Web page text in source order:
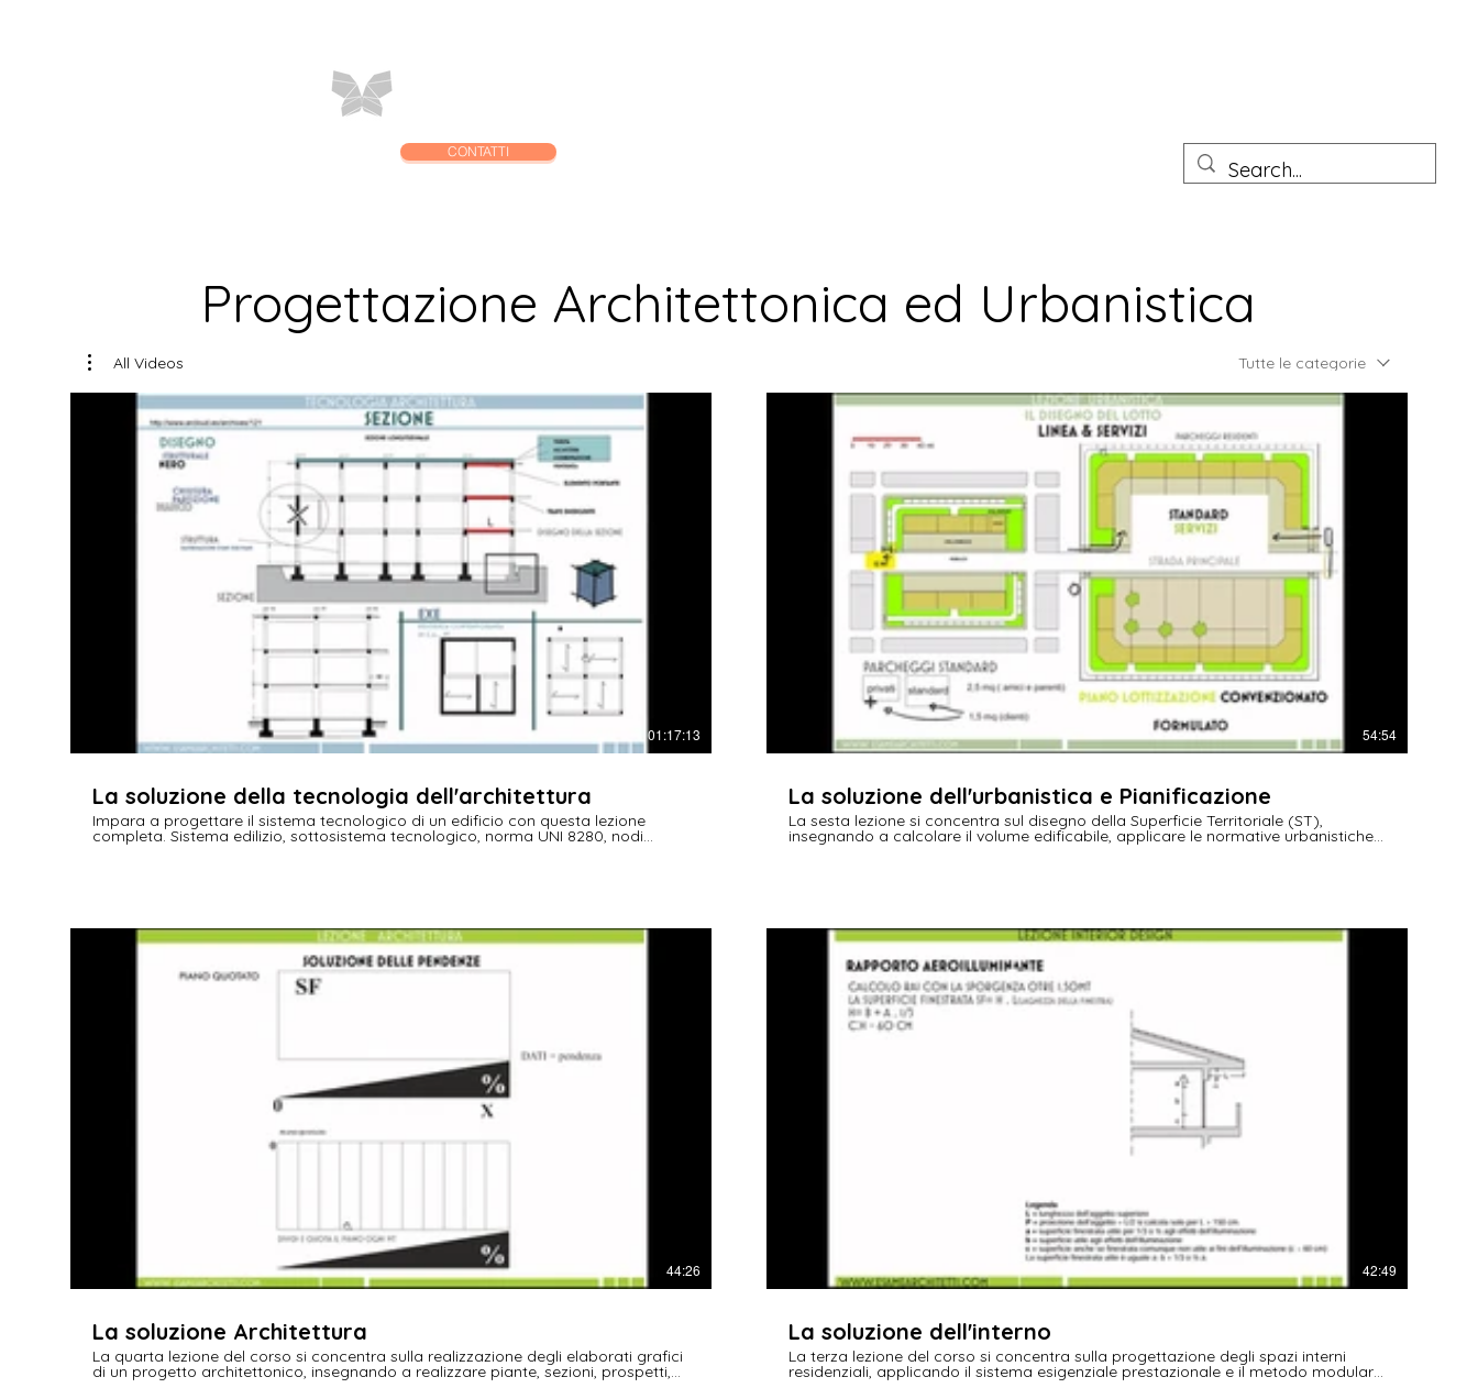
CONTATTI
All Videos Tutte le categorie
€
01:17:13
La soluzione della tecnologia dell'architettura
Impara a progettare il sistema tecnologico di un edificio con questa lezione
completa. Sistema edilizio, sottosistema tecnologico, norma UNI 8280, nodi
€
54:54
La soluzione dell'urbanistica e Pianificazione
La sesta lezione si concentra sul disegno della Superficie Territoriale (ST),
insegnando a calcolare il volume edificabile, applicare le normative urbanistiche,
44:26
La soluzione Architettura
La quarta lezione del corso si concentra sulla realizzazione degli elaborati grafici
di un progetto architettonico, insegnando a realizzare piante, sezioni, prospetti,
scale, planivolumetrico e struttura
42:49
La soluzione dell'interno
La terza lezione del corso si concentra sulla progettazione degli spazi interni
residenziali, applicando il sistema esigenziale prestazionale e il metodo modulare
per sviluppare soluzioni innovative e personalizzate.
Progettazione Architettonica ed Urbanistica